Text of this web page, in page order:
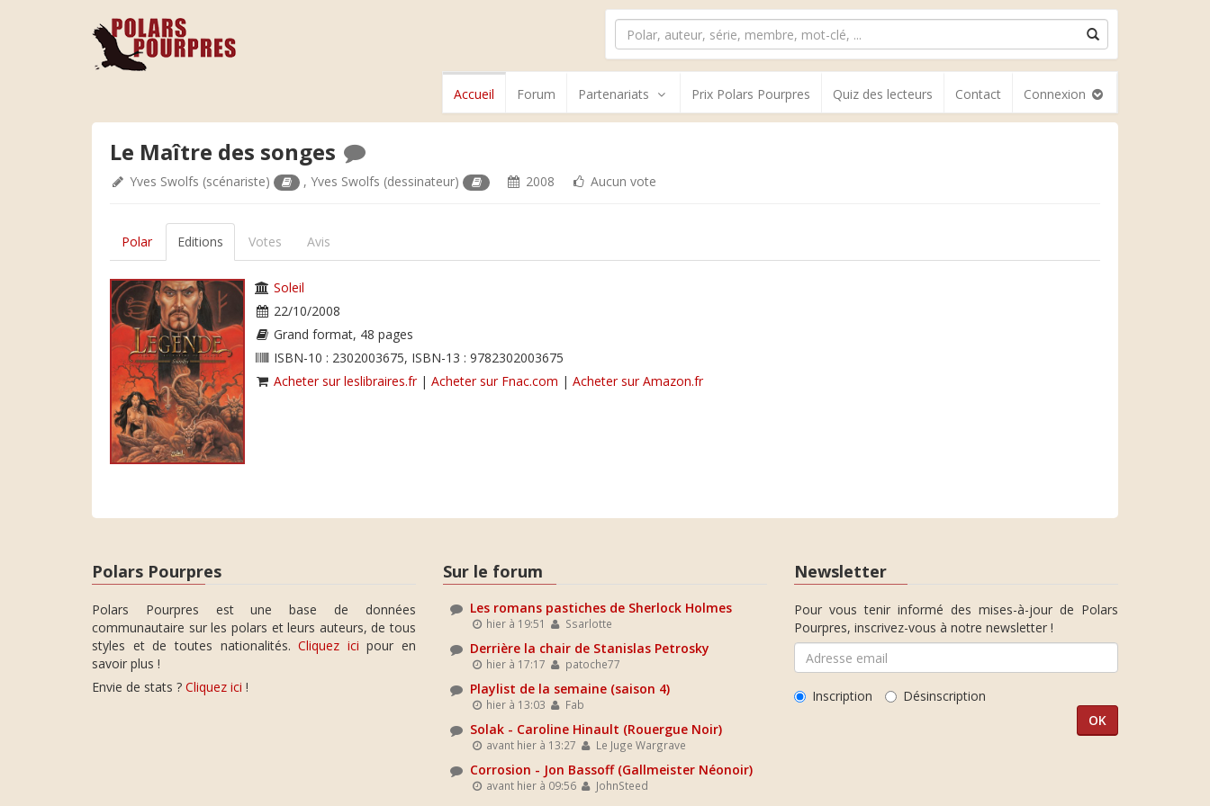
Accueil Forum Partenariats Prix Polars Pourpres Quiz des lecteurs Contact Connexion
Le Maître des songes
Yves Swolfs (scénariste) ,Yves Swolfs (dessinateur) 2008 Aucun vote
Polar Editions Votes Avis
Soleil
22/10/2008
Grand format, 48 pages
ISBN-10 : 2302003675, ISBN-13 : 9782302003675
Acheter sur leslibraires.fr| Acheter sur Fnac.com | Acheter sur Amazon.fr
Polars Pourpres
Polars Pourpres est une base de données
communautaire sur les polars et leurs auteurs, de tous
styles et de toutes nationalités.Cliquez ici pour en
savoir plus !
Envie de stats ? Cliquez ici !
Sur le forum
Les romans pastiches de Sherlock Holmes
hier à 19:51 Ssarlotte
Derrière la chair de Stanislas Petrosky
hier à 17:17 patoche77
Playlist de la semaine (saison 4)
hier à 13:03 Fab
Solak - Caroline Hinault (Rouergue Noir)
avant hier à 13:27 Le Juge Wargrave
Corrosion - Jon Bassoff (Gallmeister Néonoir)
avant hier à 09:56 JohnSteed
Newsletter
Pour vous tenir informé des mises-à-jour de Polars
Pourpres, inscrivez-vous à notre newsletter !
Inscription Désinscription